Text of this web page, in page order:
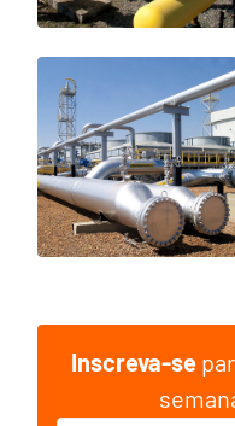
Inscreva-se